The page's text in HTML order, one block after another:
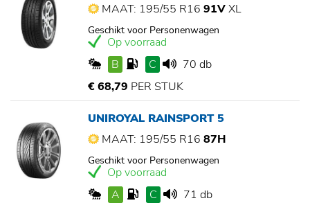
MAAT: 195/55 R16 91VXL
Geschikt voor Personenwagen
Op voorraad
B
C
70 db
€ 68,79 PER STUK
UNIROYAL RAINSPORT 5
MAAT: 195/55 R16 87H
Geschikt voor Personenwagen
Op voorraad
A
C
71 db